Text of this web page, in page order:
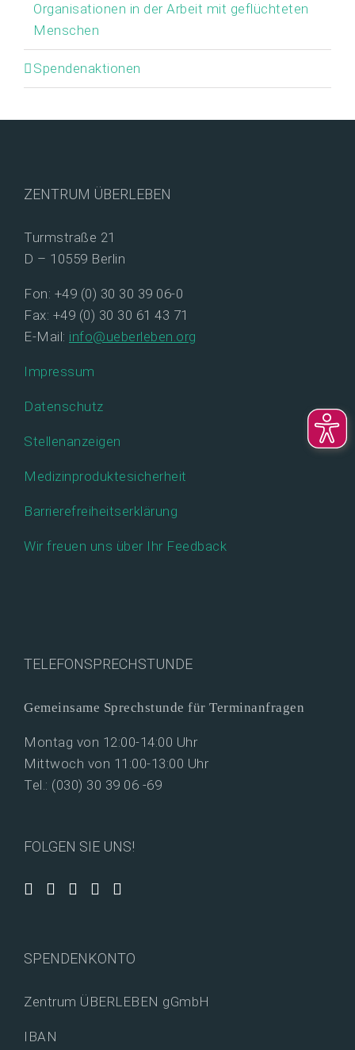
Organisationen in der Arbeit mit geflüchteten
Menschen
Spendenaktionen
ZENTRUM ÜBERLEBEN
Turmstraße 21
D – 10559 Berlin
Fon: +49 (0) 30 30 39 06-0
Fax: +49 (0) 30 30 61 43 71
E-Mail: info@ueberleben.org
Impressum
Datenschutz
Stellenanzeigen
Medizinproduktesicherheit
Barrierefreiheitserklärung
Wir freuen uns über Ihr Feedback
TELEFONSPRECHSTUNDE
Gemeinsame Sprechstunde für Terminanfragen
Montag von 12:00-14:00 Uhr
Mittwoch von 11:00-13:00 Uhr
Tel.: (030) 30 39 06 -69
FOLGEN SIE UNS!
SPENDENKONTO
Zentrum ÜBERLEBEN gGmbH
IBAN